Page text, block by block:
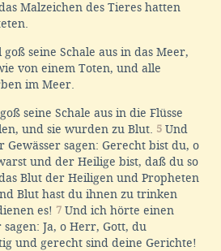
Malzeichen des Tieres hatten
seine Schale aus in das Meer,
von einem Toten, und alle
im Meer.
seine Schale aus in die Flüsse
und sie wurden zu Blut. 5 Und
sagen: Gerecht bist du, o
und der Heilige bist, daß du so
Blut der Heiligen und Propheten
Blut hast du ihnen zu trinken
es! 7 Und ich hörte einen
Ja, o Herr, Gott, du
und gerecht sind deine Gerichte!